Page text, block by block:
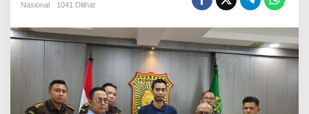
M
Nasional
1041 Dilihat